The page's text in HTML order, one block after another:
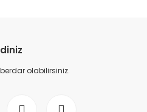
olabilirsiniz.